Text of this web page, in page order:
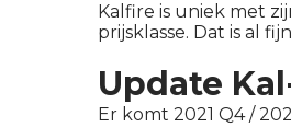
Kalfire is uniek met
prijsklasse. Dat is al
Update
Er komt 2021 Q4 /